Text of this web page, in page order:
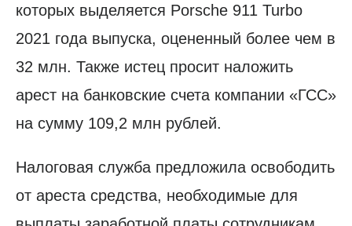
которых выделяется Porsche 911 Turbo
2021 года выпуска, оцененный более чем в
32 млн. Также истец просит наложить
арест на банковские счета компании «ГСС»
на сумму 109,2 млн рублей.
Налоговая служба предложила освободить
от ареста средства, необходимые для